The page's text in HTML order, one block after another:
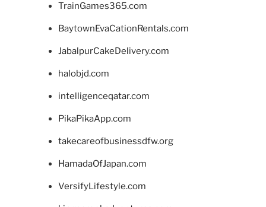
TrainGames365.com
BaytownEvaCationRentals.com
JabalpurCakeDelivery.com
halobjd.com
intelligenceqatar.com
PikaPikaApp.com
takecareofbusinessdfw.org
HamadaOfJapan.com
VersifyLifestyle.com